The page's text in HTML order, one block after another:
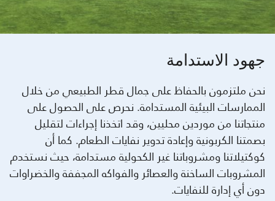
جهود الاستدامة
نحن ملتزمون بالحفاظ على جمال قطر الطبيعي من خلال
الممارسات البيئية المستدامة. نحرص على الحصول على
منتجاتنا من موردين محليين، وقد اتخذنا إجراءات لتقليل
بصمتنا الكربونية وإعادة تدوير نفايات الطعام. كما أن
كوكتيلاتنا ومشروباتنا غير الكحولية مستدامة، حيث نستخدم
المشروبات الساخنة والعصائر والفواكه المجففة والخضراوات
دون أي إدارة للنفايات.